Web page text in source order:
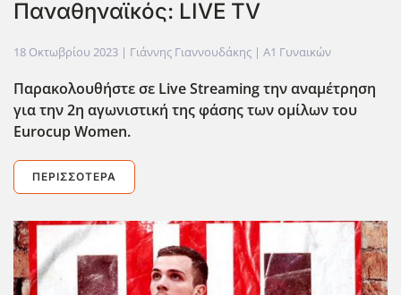
Παναθηναϊκός: LIVE TV
18 Οκτωβρίου 2023 | Γιάννης Γιαννουδάκης | Α1 Γυναικών
Παρακολουθήστε σε Live Streamingτην αναμέτρηση
για την 2η αγωνιστική της φάσης των ομίλων του
Eurocup Women.
ΠΕΡΙΣΣΌΤΕΡΑ